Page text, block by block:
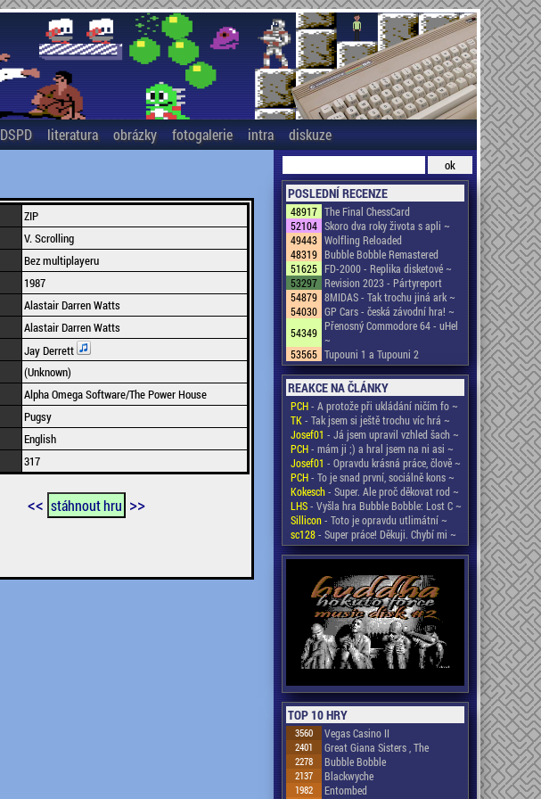
DSPD literatura obrázky fotogalerie intra diskuze
ZIP
V. Scrolling
Bez multiplayeru
1987
Alastair Darren Watts
Alastair Darren Watts
Jay Derrett
(Unknown)
Alpha Omega Software/The Power House
Pugsy
English
317
<< stáhnout hru >>
POSLEDNÍ RECENZE
48917 The Final ChessCard
52104 Skoro dva roky života s apli ~
49443 Wolfling Reloaded
48319 Bubble Bobble Remastered
51625 FD-2000 - Replika disketové ~
53297 Revision 2023 - Pártyreport
54879 8MIDAS - Tak trochu jiná ark ~
54030 GP Cars - česká závodní hra! ~
54349 Přenosný Commodore 64 - uHel
~
53565 Tupouni 1 a Tupouni 2
REAKCE NA ČLÁNKY
PCH- A protože při ukládání ničím fo ~
TK- Tak jsem si ještě trochu víc hrá ~
Josef01 - Já jsem upravil vzhled šach ~
PCH- mám ji ;) a hral jsem na ni asi ~
Josef01 - Opravdu krásná práce, člově ~
PCH- To je snad první, sociálně kons ~
Kokesch- Super. Ale proč děkovat rod ~
LHS- Vyšla hra Bubble Bobble: Lost C ~
Sillicon- Toto je opravdu utlimátní ~
sc128- Super práce! Děkuji. Chybí mi ~
TOP 10 HRY
3560 Vegas Casino II
2401 Great Giana Sisters , The
2278 Bubble Bobble
2137 Blackwyche
1982 Entombed